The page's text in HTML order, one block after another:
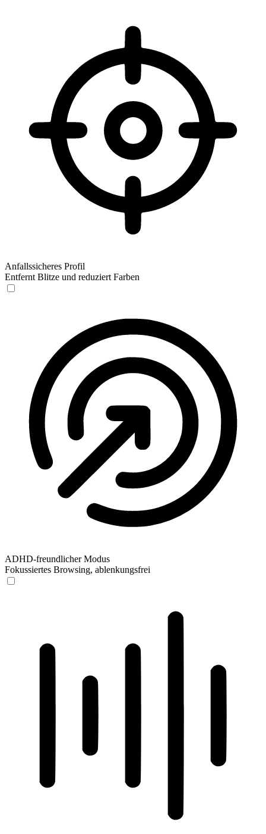
Anfallssicheres Profil
Entfernt Blitze und reduziert Farben
ADHD-freundlicher Modus
Fokussiertes Browsing, ablenkungsfrei